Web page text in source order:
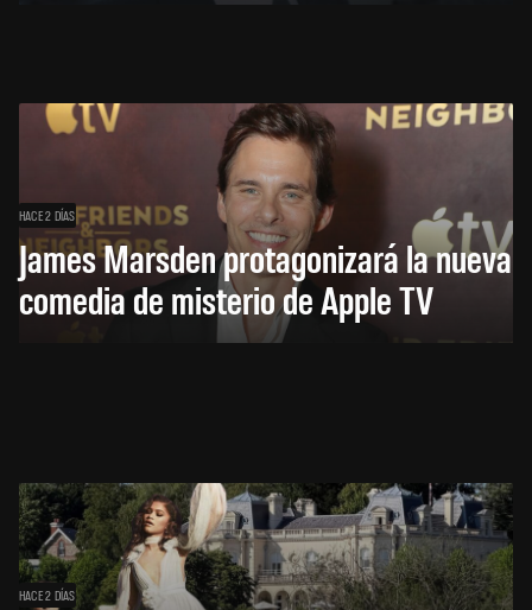
HACE 2 DÍAS
James Marsden protagonizará la nueva
comedia de misterio de Apple TV
HACE 2 DÍAS